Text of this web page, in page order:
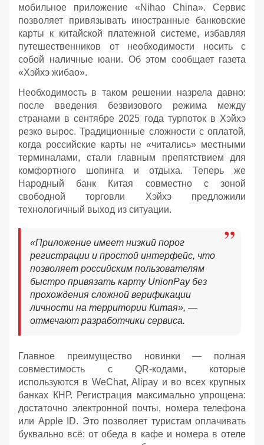
мобильное приложение «Nihao China». Сервис
позволяет привязывать иностранные банковские
карты к китайской платежной системе, избавляя
путешественников от необходимости носить с
собой наличные юани. Об этом сообщает газета
«Хэйхэ жибао».
Необходимость в таком решении назрела давно:
после введения безвизового режима между
странами в сентябре 2025 года турпоток в Хэйхэ
резко вырос. Традиционные сложности с оплатой,
когда российские карты не «читались» местными
терминалами, стали главным препятствием для
комфортного шопинга и отдыха. Теперь же
Народный банк Китая совместно с зоной
свободной торговли Хэйхэ предложили
технологичный выход из ситуации.
«Приложение имеет низкий порог
регистрации и простой интерфейс, что
позволяет российским пользователям
быстро привязать карту UnionPay без
прохождения сложной верификации
личности на территории Китая», —
отмечают разработчики сервиса.
Главное преимущество новинки — полная
совместимость с QR-кодами, которые
используются в WeChat, Alipay и во всех крупных
банках КНР. Регистрация максимально упрощена:
достаточно электронной почты, номера телефона
или Apple ID. Это позволяет туристам оплачивать
буквально всё: от обеда в кафе и номера в отеле